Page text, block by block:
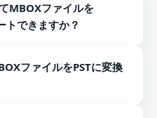
MBOXファイルを
できますか？
できます。
ファイルをPSTに変換